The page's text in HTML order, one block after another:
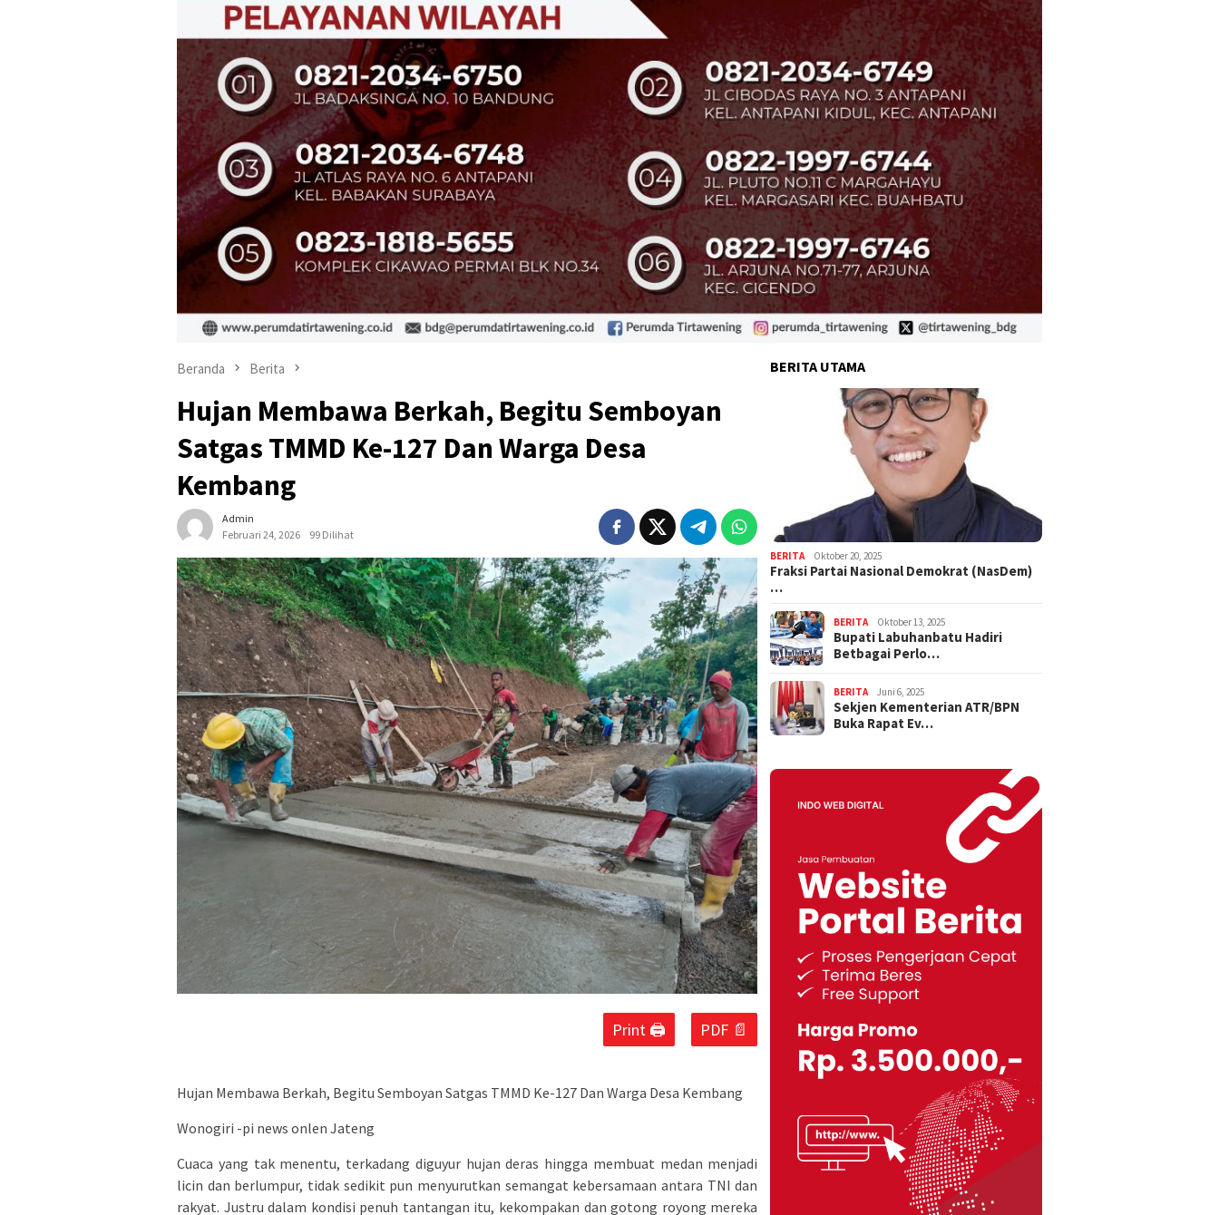
Beranda Berita
Hujan Membawa Berkah, Begitu Semboyan
Satgas TMMD Ke-127 Dan Warga Desa
Kembang
Admin
Februari 24, 2026
99 Dilihat
Print 🖨 PDF 📄
Hujan Membawa Berkah, Begitu Semboyan Satgas TMMD Ke-127 Dan Warga Desa Kembang
Wonogiri -pi news onlen Jateng
Cuaca yang tak menentu, terkadang diguyur hujan deras hingga membuat medan menjadi
licin dan berlumpur, tidak sedikit pun menyurutkan semangat kebersamaan antara TNI dan
rakyat. Justru dalam kondisi penuh tantangan itu, kekompakan dan gotong royong mereka
BERITA UTAMA
BERITA Oktober 20, 2025
Fraksi Partai Nasional Demokrat (NasDem)
…
BERITA Oktober 13, 2025
Bupati Labuhanbatu Hadiri
Betbagai Perlo…
BERITA Juni 6, 2025
Sekjen Kementerian ATR/BPN
Buka Rapat Ev…